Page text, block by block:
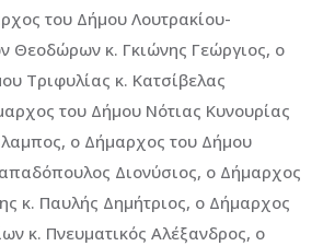
του Δήμου Λουτρακίου-
Θεοδώρων κ. Γκιώνης Γεώργιος, ο
Τριφυλίας κ. Κατσίβελας
του Δήμου Νότιας Κυνουρίας
ο Δήμαρχος του Δήμου
Διονύσιος, ο Δήμαρχος
κ. Παυλής Δημήτριος, ο Δήμαρχος
κ. Πνευματικός Αλέξανδρος, ο